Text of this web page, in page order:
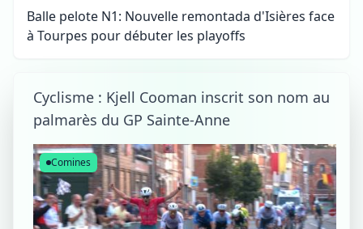
Balle pelote N1: Nouvelle remontada d'Isières face
à Tourpes pour débuter les playoffs
Cyclisme : Kjell Cooman inscrit son nom au
palmarès du GP Sainte-Anne
Comines